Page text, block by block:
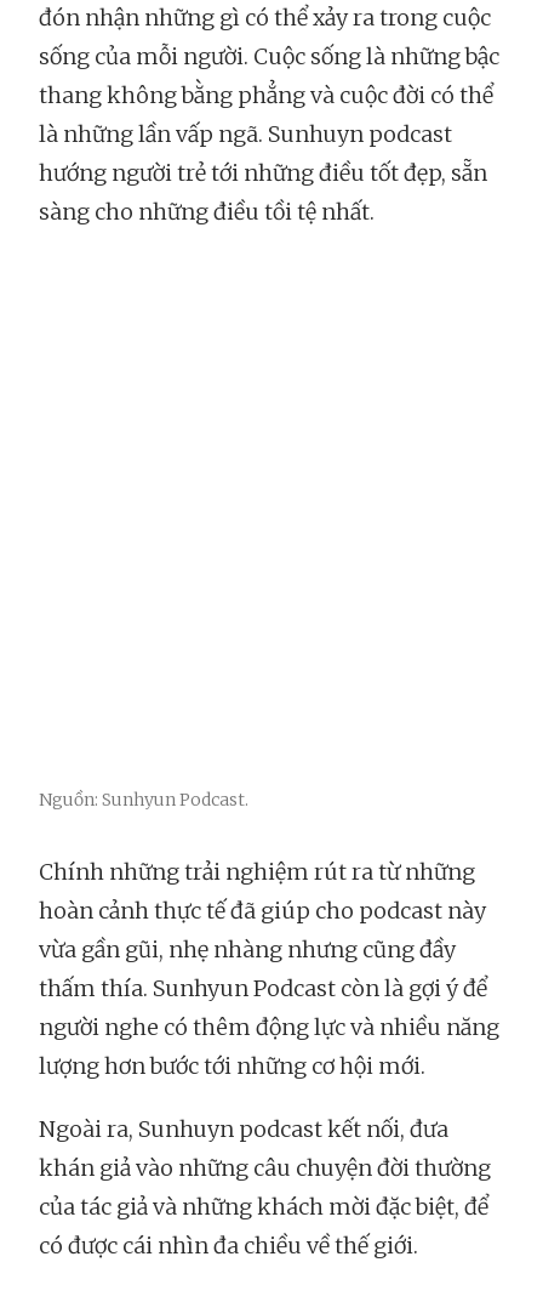
đón nhận những gì có thể xảy ra trong cuộc
sống của mỗi người. Cuộc sống là những bậc
thang không bằng phẳng và cuộc đời có thể
là những lần vấp ngã. Sunhuyn podcast
hướng người trẻ tới những điều tốt đẹp, sẵn
sàng cho những điều tồi tệ nhất.
Nguồn: Sunhyun Podcast.
Chính những trải nghiệm rút ra từ những
hoàn cảnh thực tế đã giúp cho podcast này
vừa gần gũi, nhẹ nhàng nhưng cũng đầy
thấm thía. Sunhyun Podcast còn là gợi ý để
người nghe có thêm động lực và nhiều năng
lượng hơn bước tới những cơ hội mới.
Ngoài ra, Sunhuyn podcast kết nối, đưa
khán giả vào những câu chuyện đời thường
của tác giả và những khách mời đặc biệt, để
có được cái nhìn đa chiều về thế giới.